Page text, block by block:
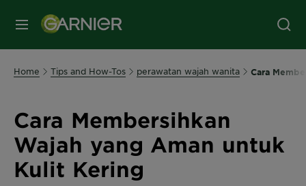
MENU
Home Tips and How-Tos perawatan wajah wanita Cara
Cara Membersihkan
Wajah yang Aman untuk
Kulit Kering